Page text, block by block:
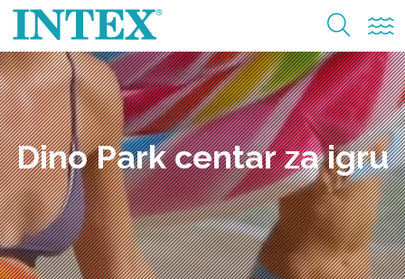
Dino Park centar za igru